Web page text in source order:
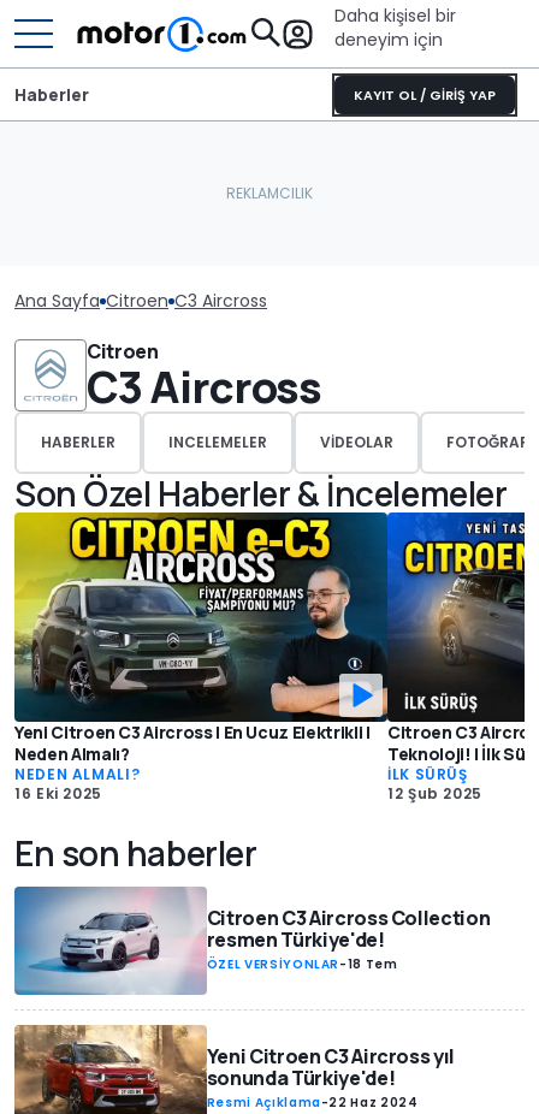
Daha kişisel bir
deneyim için
KAYIT OL / GİRİŞ YAP
Haberler
Ana Sayfa Citroen C3 Aircross
Citroen
C3 Aircross
HABERLER INCELEMELER VIDEOLAR
Son Özel Haberler & İncelemeler
Yeni Citroen C3 Aircross | En Ucuz Elektrikli |
Neden Almalı?
NEDEN ALMALI?
16 Eki 2025
Citroen C3
Teknoloji! | İlk
İLK SÜRÜŞ
12 Şub 2025
En son haberler
Citroen C3 Aircross Collection
resmen Türkiye'de!
ÖZEL VERSİYONLAR -18 Tem
Yeni Citroen C3 Aircross yıl
sonunda Türkiye'de!
Resmi Açıklama-22 Haz 2024